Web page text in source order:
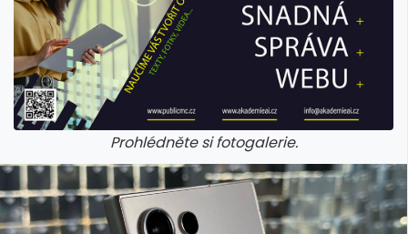
Prohlédněte si fotogalerie.